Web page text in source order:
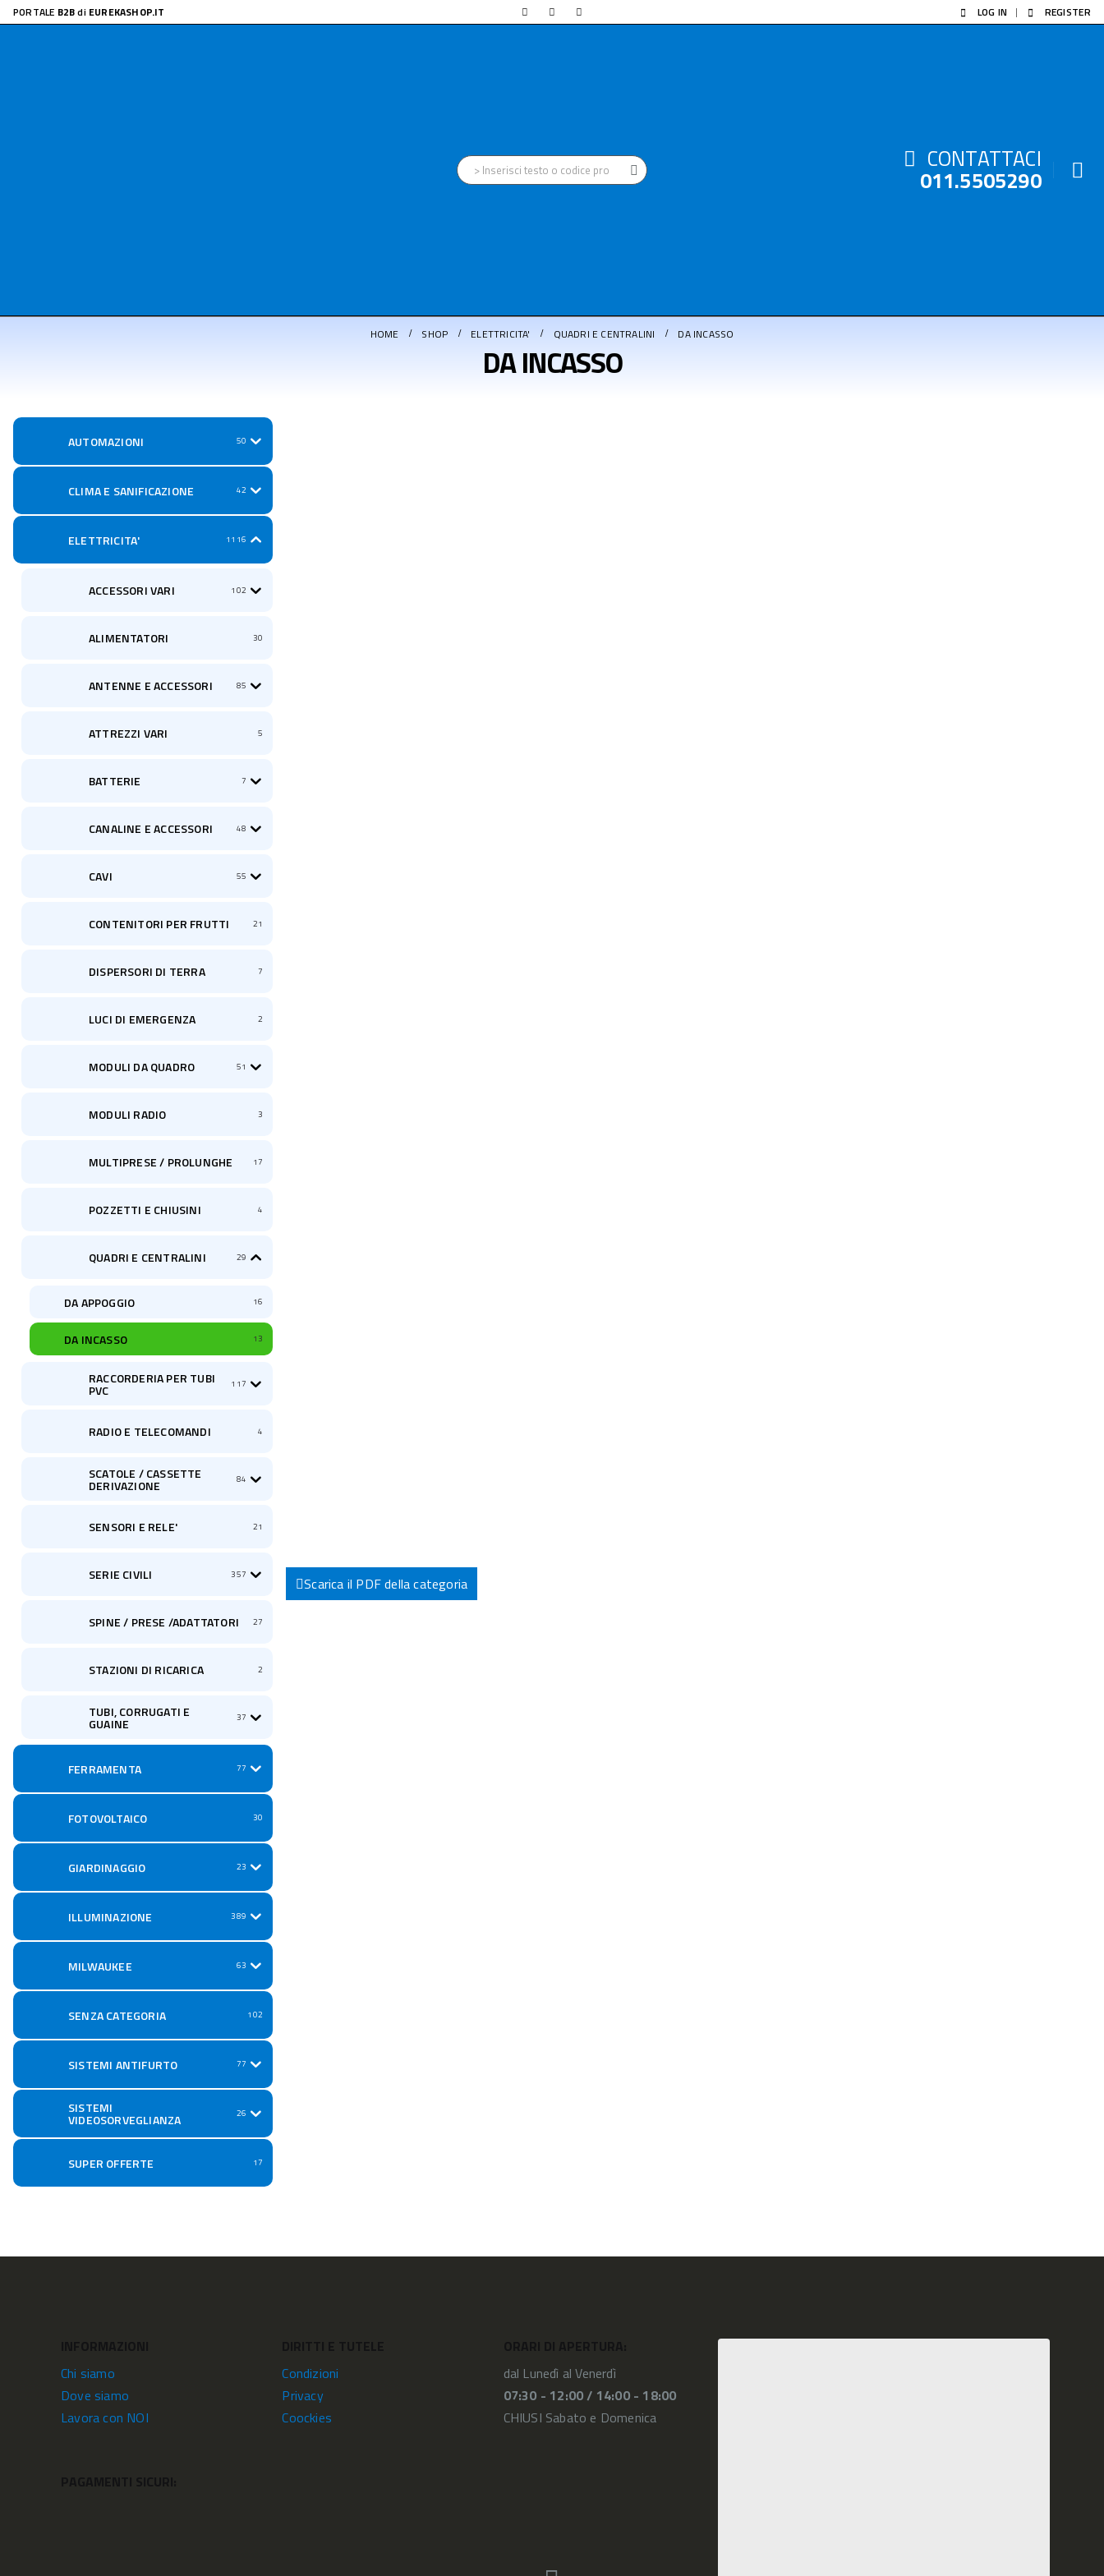
PORTALE B2Bdi EUREKASHOP.IT LOG IN REGISTER
CONTATTACI
011.5505290
HOME SHOP ELETTRICITA' QUADRI E CENTRALINI DA INCASSO
DA INCASSO
Scarica il PDF della categoria
AUTOMAZIONI 50
CLIMA E SANIFICAZIONE 42
ELETTRICITA' 1116
ACCESSORI VARI 102
ALIMENTATORI 30
ANTENNE E ACCESSORI 85
ATTREZZI VARI 5
BATTERIE 7
CANALINE E ACCESSORI 48
CAVI 55
CONTENITORI PER FRUTTI 21
DISPERSORI DI TERRA 7
LUCI DI EMERGENZA 2
MODULI DA QUADRO 51
MODULI RADIO 3
MULTIPRESE / PROLUNGHE 17
POZZETTI E CHIUSINI 4
QUADRI E CENTRALINI 29
DA APPOGGIO 16
DA INCASSO 13
RACCORDERIA PER TUBI
PVC 117
RADIO E TELECOMANDI 4
SCATOLE / CASSETTE
DERIVAZIONE 84
SENSORI E RELE' 21
SERIE CIVILI 357
SPINE / PRESE /ADATTATORI 27
STAZIONI DI RICARICA 2
TUBI, CORRUGATI E
GUAINE 37
FERRAMENTA 77
FOTOVOLTAICO 30
GIARDINAGGIO 23
ILLUMINAZIONE 389
MILWAUKEE 63
SENZA CATEGORIA 102
SISTEMI ANTIFURTO 77
SISTEMI
VIDEOSORVEGLIANZA 26
SUPER OFFERTE 17
Chi siamo
Dove siamo
Lavora con NOI
Condizioni
Privacy
Coockies
dal Lunedì al Venerdì
07:30 - 12:00 / 14:00 - 18:00
CHIUSI Sabato e Domenica